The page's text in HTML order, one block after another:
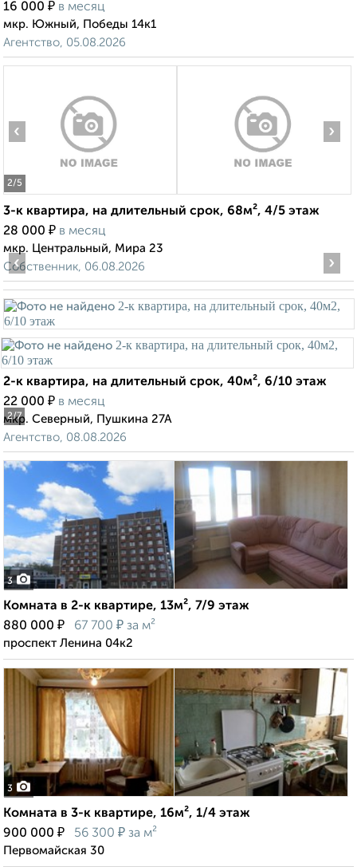
16 000 ₽ в месяц
мкр. Южный, Победы 14к1
Агентство, 05.08.2026
2/5
‹ ›
3-к квартира, на длительный срок, 68м², 4/5 этаж
28 000 ₽ в месяц
мкр. Центральный, Мира 23
Собственник, 06.08.2026
2/7
‹ ›
2-к квартира, на длительный срок, 40м², 6/10 этаж
22 000 ₽ в месяц
мкр. Северный, Пушкина 27А
Агентство, 08.08.2026
3
Комната в 2-к квартире, 13м², 7/9 этаж
880 000 ₽ 67 700 ₽ за м²
проспект Ленина 04к2
3
Комната в 3-к квартире, 16м², 1/4 этаж
900 000 ₽ 56 300 ₽ за м²
Первомайская 30